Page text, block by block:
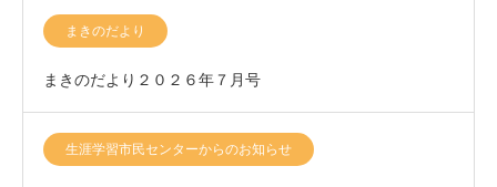
まきのだより
まきのだより２０２６年７月号
生涯学習市民センターからのお知らせ